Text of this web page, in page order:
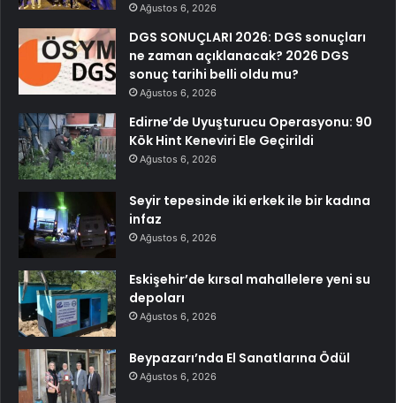
Ağustos 6, 2026
DGS SONUÇLARI 2026: DGS sonuçları
ne zaman açıklanacak? 2026 DGS
sonuç tarihi belli oldu mu?
Ağustos 6, 2026
Edirne’de Uyuşturucu Operasyonu: 90
Kök Hint Keneviri Ele Geçirildi
Ağustos 6, 2026
Seyir tepesinde iki erkek ile bir kadına
infaz
Ağustos 6, 2026
Eskişehir’de kırsal mahallelere yeni su
depoları
Ağustos 6, 2026
Beypazarı’nda El Sanatlarına Ödül
Ağustos 6, 2026